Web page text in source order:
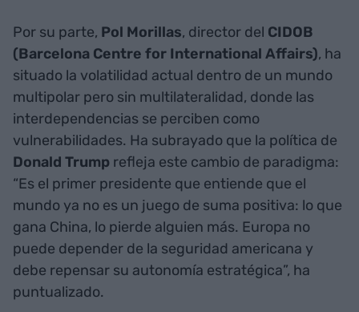
Por su parte, Pol Morillas, director del CIDOB
(Barcelona Centre for International Affairs), ha
situado la volatilidad actual dentro de un mundo
multipolar pero sin multilateralidad, donde las
interdependencias se perciben como
vulnerabilidades. Ha subrayado que la política de
Donald Trump refleja este cambio de paradigma:
“Es el primer presidente que entiende que el
mundo ya no es un juego de suma positiva: lo que
gana China, lo pierde alguien más. Europa no
puede depender de la seguridad americana y
debe repensar su autonomía estratégica”, ha
puntualizado.